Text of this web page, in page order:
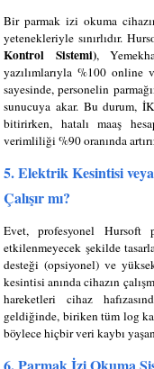
Bir parmak izi okuma
yetenekleriyle sınırlıdır.
Kontrol Sistemi),
yazılımlarıyla %100 online
sayesinde, personelin
sunucuya akar. Bu durum,
bitirirken, hatalı maaş
verimliliği %90 oranında
5. Elektrik Kesintisi
Çalışır mı?
Evet, profesyonel Hursoft
etkilenmeyecek şekilde
desteği (opsiyonel) ve
kesintisi anında cihazın
hareketleri cihaz
geldiğinde, biriken tüm log
böylece hiçbir veri kaybı